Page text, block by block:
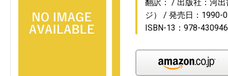
翻訳：
出版社：河
ジ）
発売日：1990-
ISBN-13：978-